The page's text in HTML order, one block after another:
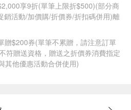
享9折(單筆上限折$500)(部分商
銷活動/加價購/折價券/折扣碼併用)離
贈$200券(單筆不累贈，請注意訂單
符贈送資格，贈送之折價券消費指定
其他優惠活動合併使用)